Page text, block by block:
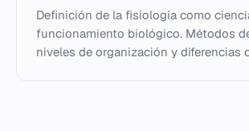
Definición de la fisiología como
funcionamiento biológico. Métodos
niveles de organización y diferencias